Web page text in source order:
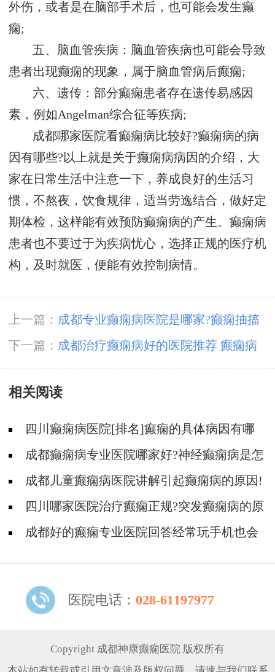
外伤，或者是在脑部手术后，也可能会发生癫
痫;
五、脑血管疾病：脑血管疾病也可能会导致
患者出现癫痫的现象，属于脑血管病后癫痫;
六、遗传：部分癫痫患者存在遗传易感因
素，例如Angelman综合征等疾病;
成都哪家医院看癫痫病比较好?癫痫病的病
因有哪些?以上就是关于癫痫病病因的介绍，大
家在日常生活中注意一下，养成良好的生活习
惯，不熬夜，饮食规律，适当劳逸结合，做好定
期体检，这样能有效预防癫痫病的产生。癫痫病
患者也不要过于为疾病忧心，选择正规的医疗机
构，及时就医，便能有效控制病情。
上一篇： 成都专业癫痫病医院是哪家?癫痫抽搐
大发作还能治疗吗
下一篇： 成都治疗癫痫病好的医院推荐 癫痫病
患者会有神志不清的症状吗
相关阅读
四川癫痫病医院[排名]癫痫的具体病因有哪
些?成都癫痫病专业医院哪家好?神经癫痫病是怎
么引起的?
成都儿童癫痫病医院讲解引起癫痫病的原因!
四川哪家医院治疗癫痫正规?突发癫痫病的原
因是什么?
成都好的癫痫专业医院回答经常玩手机也会
医院电话： 028-61197977
Copyright 成都神康癫痫医院 版权所有